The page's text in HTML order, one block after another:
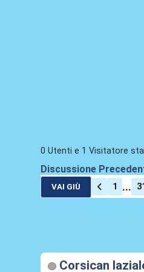
0 Utenti e 1 Visitatore
Discussione
VAI GIÙ 1 ...
Corsican